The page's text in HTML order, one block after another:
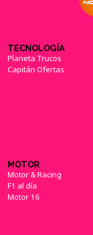
TECNOLOGÍA
Planeta Trucos
Capitán Ofertas
MOTOR
Motor & Racing
F1 al día
Motor 16